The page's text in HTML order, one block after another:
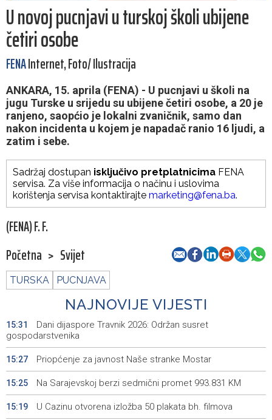
U novoj pucnjavi u turskoj školi ubijene
četiri osobe
FENAInternet, Foto/ Ilustracija
ANKARA, 15. aprila (FENA) - U pucnjavi u školi na
jugu Turske u srijedu su ubijene četiri osobe, a 20 je
ranjeno, saopćio je lokalni zvaničnik, samo dan
nakon incidenta u kojem je napadač ranio 16 ljudi, a
zatim i sebe.
Sadržaj dostupan isključivo pretplatnicima FENA
servisa. Za više informacija o načinu i uslovima
korištenja servisa kontaktirajte marketing@fena.ba.
(FENA) F. F.
Početna > Svijet
TURSKA PUCNJAVA
NAJNOVIJE VIJESTI
15:31
Dani dijaspore Travnik 2026: Održan susret
gospodarstvenika
15:27 Priopćenje za javnost Naše stranke Mostar
15:25 Na Sarajevskoj berzi sedmični promet 993.831 KM
15:19 U Cazinu otvorena izložba 50 plakata bh. filmova